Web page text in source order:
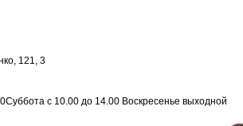
121, 3
18.00Суббота с 10.00 до 14.00 Воскресенье выходной